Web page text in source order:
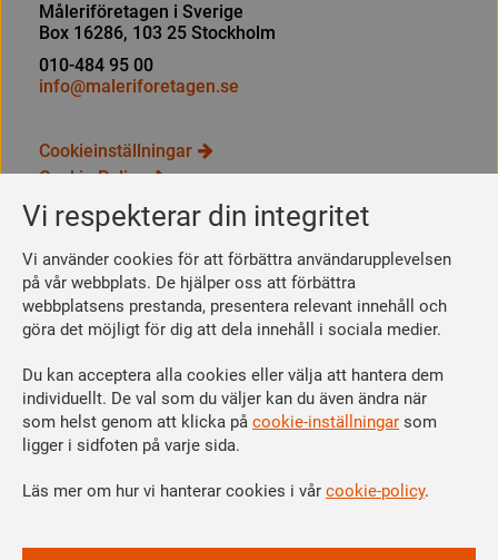
Vi respekterar din integritet
Vi använder cookies för att förbättra användarupplevelsen
på vår webbplats. De hjälper oss att förbättra
webbplatsens prestanda, presentera relevant innehåll och
göra det möjligt för dig att dela innehåll i sociala medier.
Du kan acceptera alla cookies eller välja att hantera dem
individuellt. De val som du väljer kan du även ändra när
som helst genom att klicka på cookie-inställningar som
ligger i sidfoten på varje sida.
Läs mer om hur vi hanterar cookies i vår cookie-policy.
Måleriföretagen i Sverige
Box 16286, 103 25 Stockholm
010-484 95 00
info@maleriforetagen.se
Cookieinställningar
Cookie Policy
Integritetspolicy
Bli medlem
Så här blir du medlem
Se dina förmåner
Räkna ut din medlemsavgift
Följ oss
Facebook
Linkedin
Youtube